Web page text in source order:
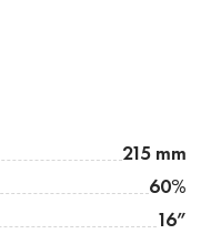
215 mm
60%
16”